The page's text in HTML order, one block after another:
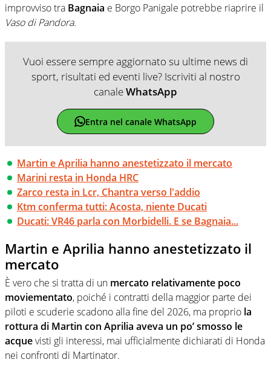
improvviso tra Bagnaia e Borgo Panigale potrebbe riaprire il
Vaso di Pandora.
Vuoi essere sempre aggiornato su ultime news di
sport, risultati ed eventi live? Iscriviti al nostro
canaleWhatsApp
Entra nel canale WhatsApp
Martin e Aprilia hanno anestetizzato il mercato
Marini resta in Honda HRC
Zarco resta in Lcr, Chantra verso l'addio
Ktm conferma tutti: Acosta, niente Ducati
Ducati: VR46 parla con Morbidelli. E se Bagnaia...
Martin e Aprilia hanno anestetizzato il
mercato
È vero che si tratta di un mercato relativamente poco
moviementato, poiché i contratti della maggior parte dei
piloti e scuderie scadono alla fine del 2026, ma proprio la
rottura di Martin con Aprilia aveva un po’ smosso le
acquevisti gli interessi, mai ufficialmente dichiarati di Honda
nei confronti di Martinator.